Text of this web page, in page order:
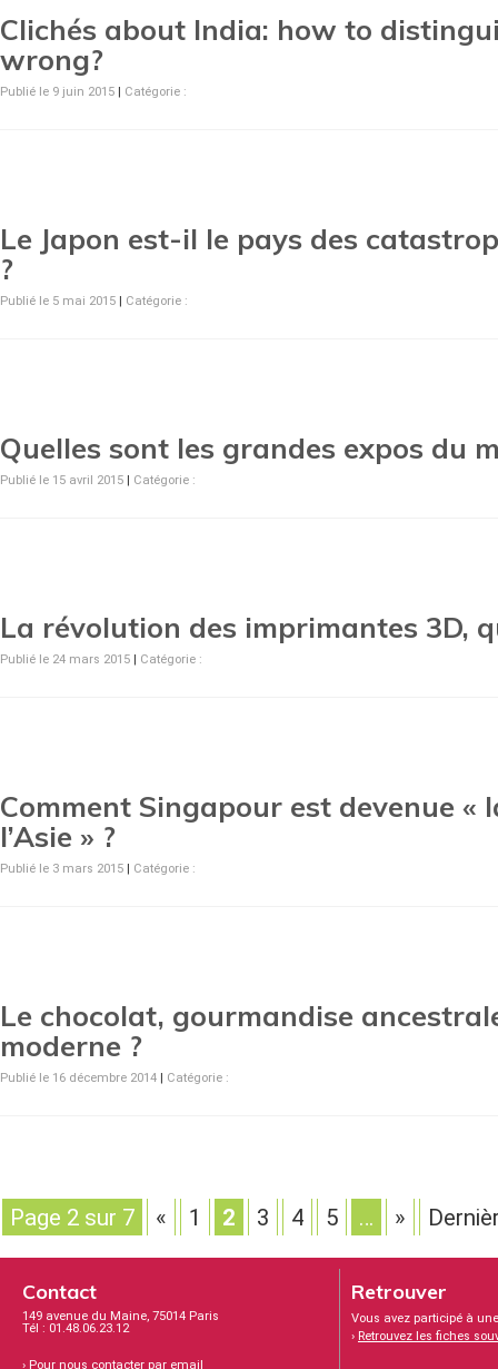
Clichés about India: how to
wrong?
Publié le 9 juin 2015 | Catégorie :
Le Japon est-il le pays des
?
Publié le 5 mai 2015 | Catégorie :
Quelles sont les grandes expos du
Publié le 15 avril 2015 | Catégorie :
La révolution des imprimantes 3D,
Publié le 24 mars 2015 | Catégorie :
Comment Singapour est devenue «
l’Asie » ?
Publié le 3 mars 2015 | Catégorie :
Le chocolat, gourmandise
moderne ?
Publié le 16 décembre 2014 | Catégorie :
Page 2 sur 7 « 1 2 3 4 5 … »
Contact
149 avenue du Maine, 75014 Paris
Tél : 01.48.06.23.12
› Pour nous contacter par email
Retrouver
Vous avez participé à
› Retrouvez les fiches